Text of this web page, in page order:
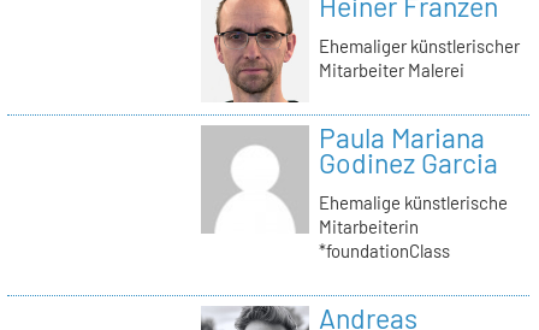
Ehemaliger künstlerischer
Mitarbeiter Malerei
Paula Mariana
Godinez Garcia
Ehemalige künstlerische
Mitarbeiterin
*foundationClass
Andreas